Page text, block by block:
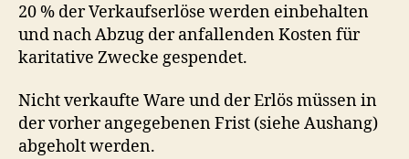
20 % der Verkaufserlöse werden einbehalten
und nach Abzug der anfallenden Kosten für
karitative Zwecke gespendet.
Nicht verkaufte Ware und der Erlös müssen in
der vorher angegebenen Frist (siehe Aushang)
abgeholt werden.